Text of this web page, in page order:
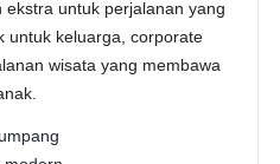
untuk perjalanan yang
untuk keluarga, corporate
wisata yang membawa